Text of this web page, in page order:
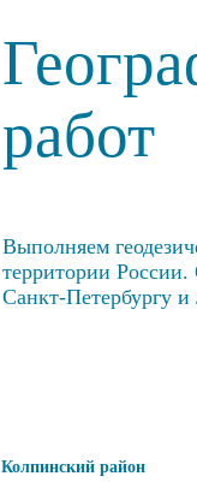
работ
Выполняем
территории
Санкт-Петербургу и
Колпинский район